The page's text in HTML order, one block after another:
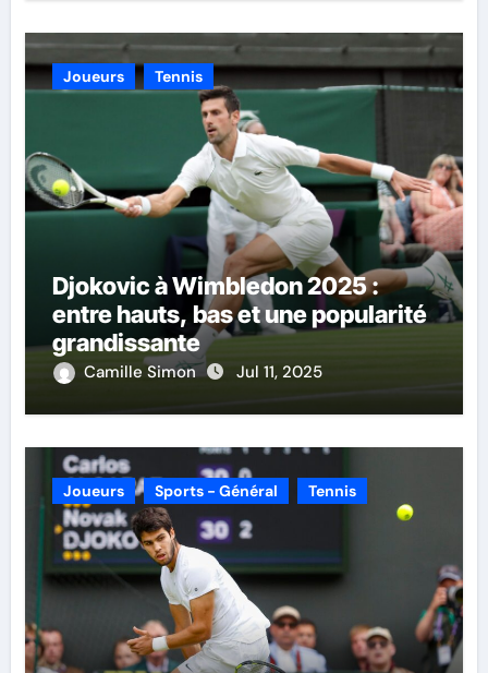
Joueurs Tennis
Djokovic à Wimbledon 2025 :
entre hauts, bas et une popularité
grandissante
Camille Simon Jul 11, 2025
Joueurs Sports - Général Tennis